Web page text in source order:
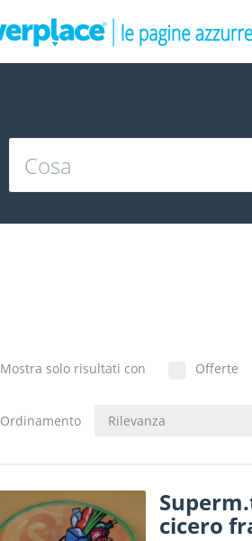
Mostra solo risultati con Offerte
Ordinamento Rilevanza
cicero